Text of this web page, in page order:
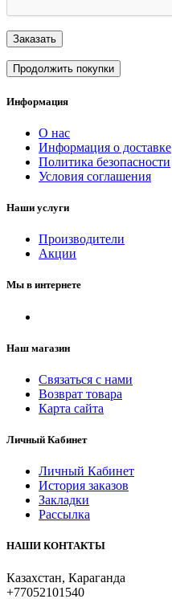
Заказать
Продолжить покупки
Информация
О нас
Информация о доставке
Политика безопасности
Условия соглашения
Наши услуги
Производители
Акции
Мы в интернете
Наш магазин
Связаться с нами
Возврат товара
Карта сайта
Личный Кабинет
Личный Кабинет
История заказов
Закладки
Рассылка
НАШИ КОНТАКТЫ
Казахстан, Караганда
+77052101540